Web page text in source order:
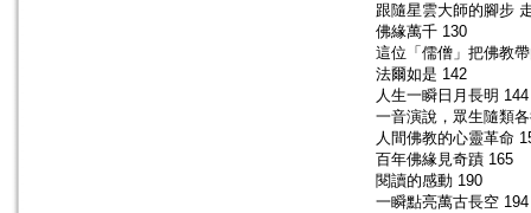
跟隨星雲大師的腳步
佛緣萬千 130
這位「儒僧」把佛教
法爾如是 142
人生一瞬日月長明 144
一音演說，眾生隨類
人間佛教的心靈革命
百年佛緣見奇蹟 165
閱讀的感動 190
一瞬點亮萬古長空 194